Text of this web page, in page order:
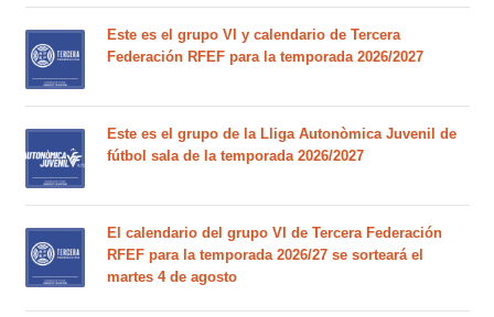
Este es el grupo VI y calendario de Tercera
Federación RFEF para la temporada 2026/2027
Este es el grupo de la Lliga Autonòmica Juvenil de
fútbol sala de la temporada 2026/2027
El calendario del grupo VI de Tercera Federación
RFEF para la temporada 2026/27 se sorteará el
martes 4 de agosto